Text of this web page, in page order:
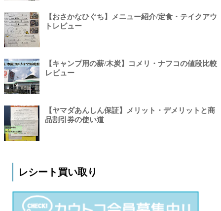
【おさかなひぐち】メニュー紹介/定食・テイクアウ
トレビュー
【キャンプ用の薪/木炭】コメリ・ナフコの値段比較
レビュー
【ヤマダあんしん保証】メリット・デメリットと商
品割引券の使い道
レシート買い取り